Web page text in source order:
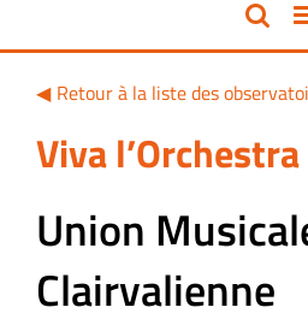
Retour à la liste des
Viva l’Orchestra
Union
Clairvalienne